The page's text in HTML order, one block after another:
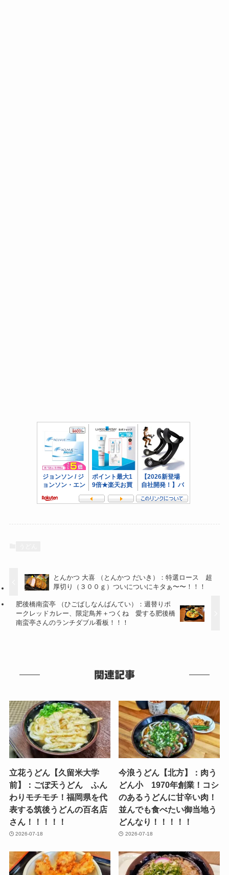
とんかつ 大喜 （とんかつ だいき）：特選ロース 超
厚切り（３００ｇ）ついについにキタぁ〜〜！！！
肥後橋南蛮亭 （ひごばしなんばんてい）：週替りポ
ークレッドカレー、限定鳥丼＋つくね 愛する肥後橋
南蛮亭さんのランチダブル看板！！！
関連記事
立花うどん【久留米大学
前】：ごぼ天うどん ふん
わりモチモチ！福岡県を代
表する筑後うどんの百名店
さん！！！！！
2026-07-18
今浪うどん【北方】：肉う
どん小 1970年創業！コシ
のあるうどんに甘辛い肉！
並んでも食べたい御当地う
どんなり！！！！！
2026-07-18